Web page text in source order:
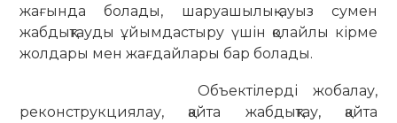
жағында болады, шаруашылық-ауыз сумен
жабдықтауды ұйымдастыру үшін қолайлы кірме
жолдары мен жағдайлары бар болады.
Объектілерді жобалау,
реконструкциялау, қайта жабдықтау, қайта